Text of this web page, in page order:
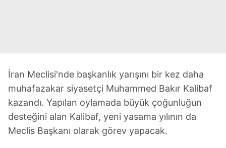
İran Meclisi'nde başkanlık yarışını bir kez daha
muhafazakar siyasetçi Muhammed Bakır Kalibaf
kazandı. Yapılan oylamada büyük çoğunluğun
desteğini alan Kalibaf, yeni yasama yılının da
Meclis Başkanı olarak görev yapacak.